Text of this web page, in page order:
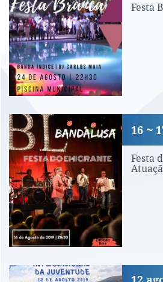
Festa
Festa do Emigrante -
Festa
16
Dia Internacional da